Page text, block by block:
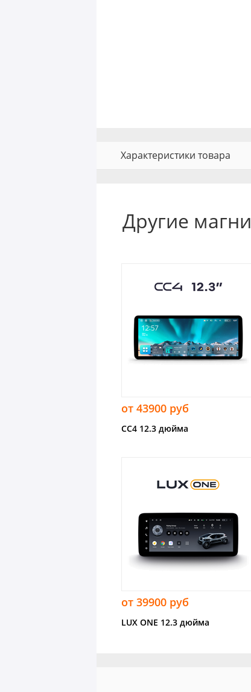
Характеристики товара
Другие
от 43900 руб
CC4 12.3 дюйма
от 39900 руб
LUX ONE 12.3 дюйма